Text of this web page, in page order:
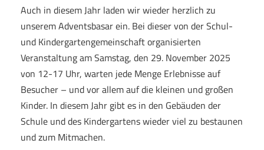
Auch in diesem Jahr laden wir wieder herzlich zu
unserem Adventsbasar ein. Bei dieser von der Schul-
und Kindergartengemeinschaft organisierten
Veranstaltung am Samstag, den 29. November 2025
von 12-17 Uhr, warten jede Menge Erlebnisse auf
Besucher – und vor allem auf die kleinen und großen
Kinder. In diesem Jahr gibt es in den Gebäuden der
Schule und des Kindergartens wieder viel zu bestaunen
und zum Mitmachen.